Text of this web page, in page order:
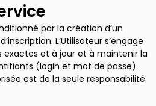
par la création d’un
L’Utilisateur s’engage
et à jour et à maintenir la
(login et mot de passe).
est de la seule responsabilité